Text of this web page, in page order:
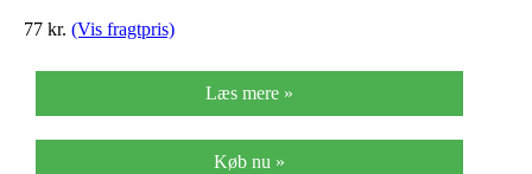
stk
77 kr. (Vis fragtpris)
Læs mere »
Køb nu »